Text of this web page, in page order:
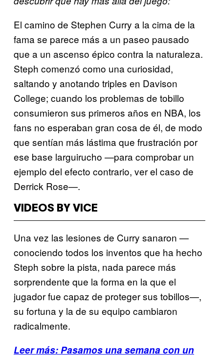
El camino de Stephen Curry a la cima de la
fama se parece más a un paseo pausado
que a un ascenso épico contra la naturaleza.
Steph comenzó como una curiosidad,
saltando y anotando triples en Davison
College; cuando los problemas de tobillo
consumieron sus primeros años en NBA, los
fans no esperaban gran cosa de él, de modo
que sentían más lástima que frustración por
ese base larguirucho —para comprobar un
ejemplo del efecto contrario, ver el caso de
Derrick Rose—.
VIDEOS BY VICE
Una vez las lesiones de Curry sanaron —
conociendo todos los inventos que ha hecho
Steph sobre la pista, nada parece más
sorprendente que la forma en la que el
jugador fue capaz de proteger sus tobillos—,
su fortuna y la de su equipo cambiaron
radicalmente.
Leer más: Pasamos una semana con un